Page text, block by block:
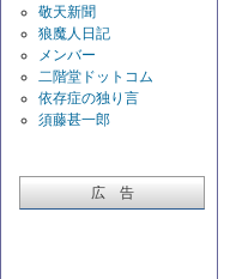
敬天新聞
狼魔人日記
メンバー
二階堂ドットコム
依存症の独り言
須藤甚一郎
広 告